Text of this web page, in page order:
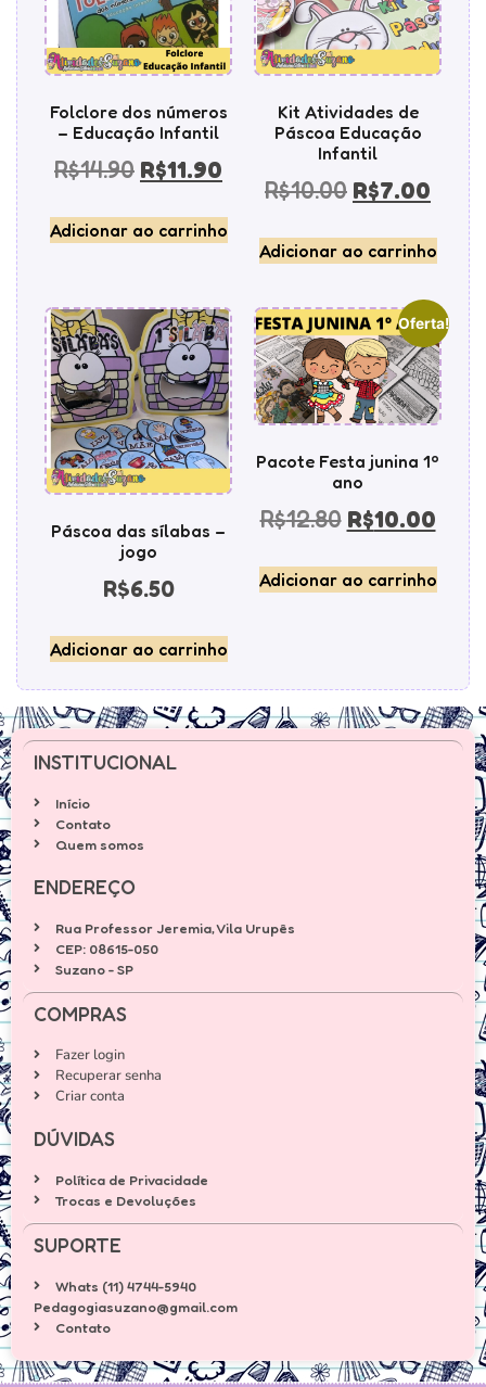
Folclore dos números
– Educação Infantil
R$14.90 R$11.90
Adicionar ao carrinho
Kit Atividades de
Páscoa Educação
Infantil
R$10.00 R$7.00
Adicionar ao carrinho
Páscoa das sílabas –
jogo
R$6.50
Adicionar ao carrinho
Oferta!
Pacote Festa junina 1º
ano
R$12.80 R$10.00
Adicionar ao carrinho
INSTITUCIONAL
Início
Contato
Quem somos
ENDEREÇO
Rua Professor Jeremia, Vila Urupês
CEP: 08615-050
Suzano - SP
COMPRAS
Fazer login
Recuperar senha
Criar conta
DÚVIDAS
Política de Privacidade
Trocas e Devoluções
SUPORTE
Whats (11) 4744-5940
Pedagogiasuzano@gmail.com
Contato